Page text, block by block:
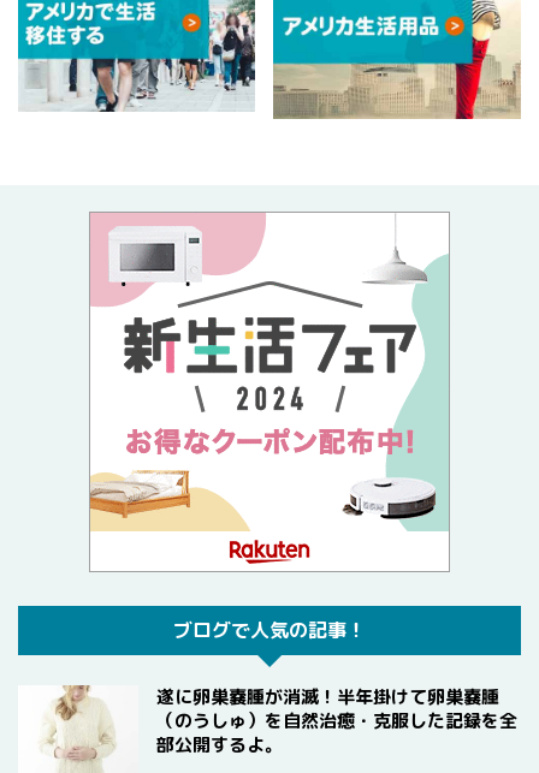
ブログで人気の記事！
遂に卵巣嚢腫が消滅！半年掛けて卵巣嚢腫
（のうしゅ）を自然治癒・克服した記録を全
部公開するよ。